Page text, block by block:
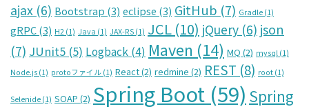
ajax (6) Bootstrap (3) eclipse (3) GitHub (7) Gradle (1)
gRPC(3) H2 (1) Java (1) JAX-RS (1) JCL (10) jQuery (6) json
(7) JUnit5 (5) Logback (4) Maven (14) MQ (2) mysql (1)
Node.js (1) protoファイル (1) React(2) redmine (2) REST (8) root (1)
Selenide (1) SOAP (2) Spring Boot (59) Spring